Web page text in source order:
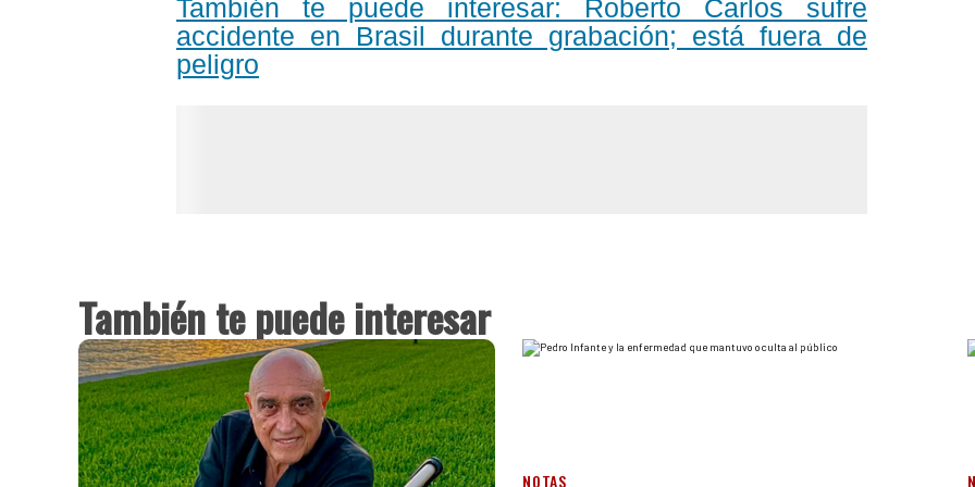
También te puede interesar: Roberto Carlos sufre
accidente en Brasil durante grabación; está fuera de
peligro
También te puede interesar
NOTAS